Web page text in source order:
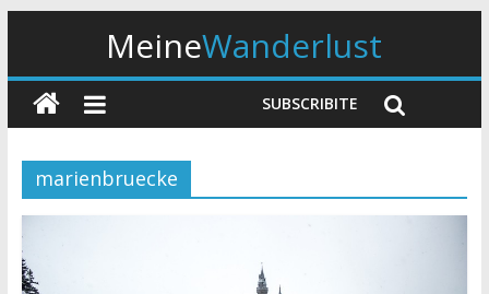
MeineWanderlust
SUBSCRIBITE
marienbruecke